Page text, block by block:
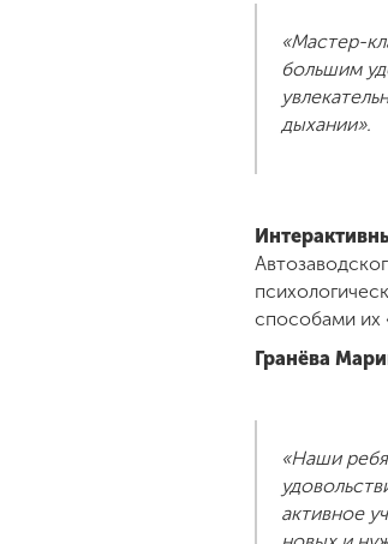
«Мастер-
большим
дыхании».
способами их
Гранёва
«Наши
активное